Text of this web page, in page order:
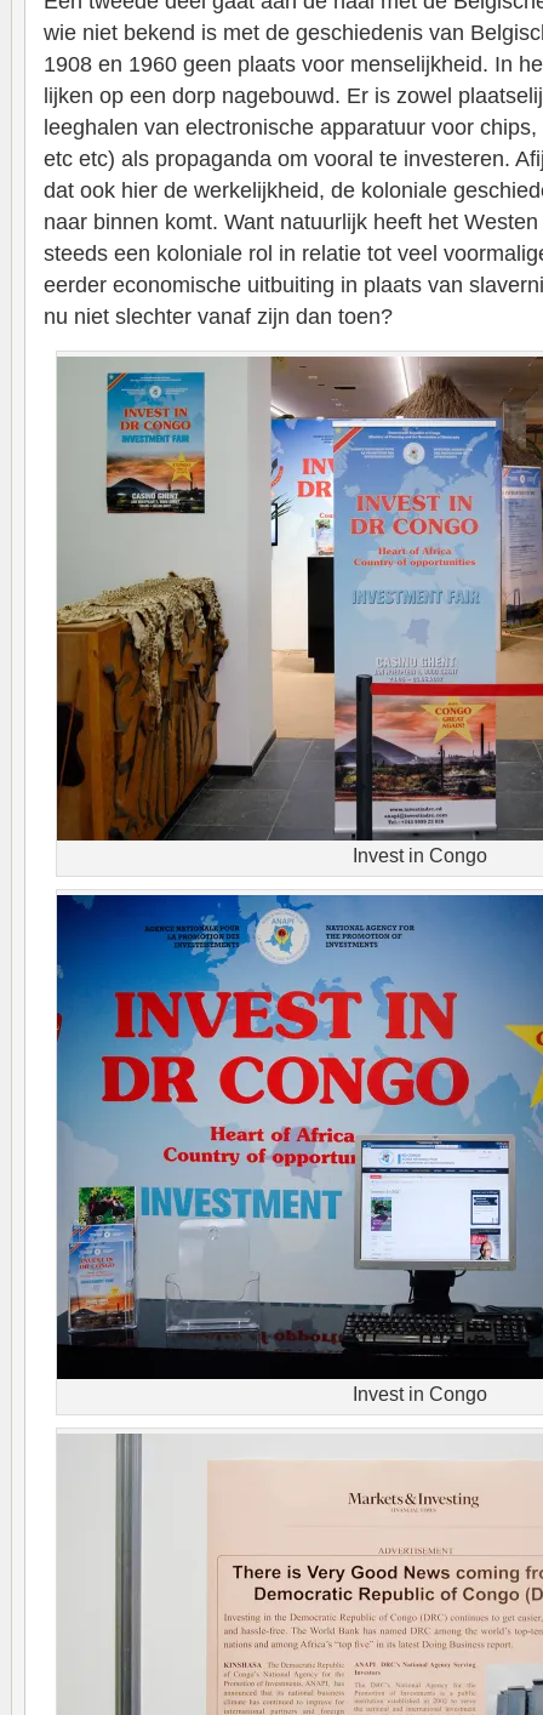
wie niet bekend is met de geschiedenis van
1908 en 1960 geen plaats voor menselijkheid. In
lijken op een dorp nagebouwd. Er is zowel
leeghalen van electronische apparatuur voor
etc etc) als propaganda om vooral te investeren.
dat ook hier de werkelijkheid, de koloniale
naar binnen komt. Want natuurlijk heeft het
steeds een koloniale rol in relatie tot veel
eerder economische uitbuiting in plaats van
nu niet slechter vanaf zijn dan toen?
Invest in Congo
Invest in Congo